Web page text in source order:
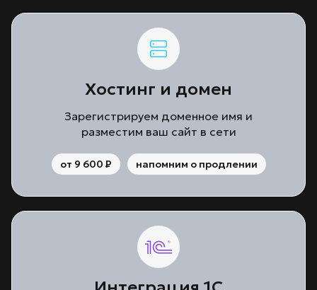
Хостинг и домен
Зарегистрируем доменное имя и
разместим ваш сайт в сети
от 9 600 P напомним о продлении